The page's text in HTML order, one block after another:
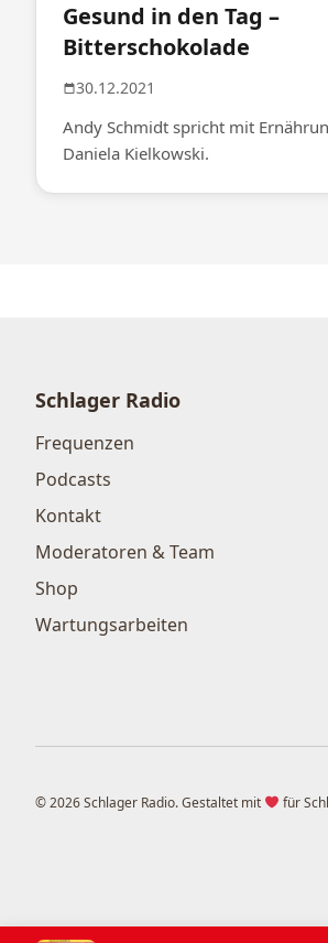
Gesund in den Tag –
Bitterschokolade
30.12.2021
Andy Schmidt spricht mit
Daniela Kielkowski.
Schlager Radio
Frequenzen
Podcasts
Kontakt
Moderatoren & Team
Shop
Wartungsarbeiten
© 2026 Schlager Radio. Gestaltet mit für